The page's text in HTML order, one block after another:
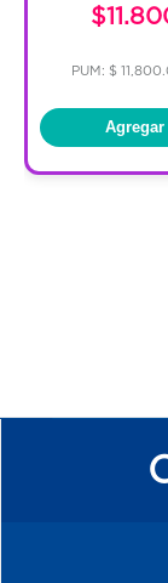
PUM: $
Agregar